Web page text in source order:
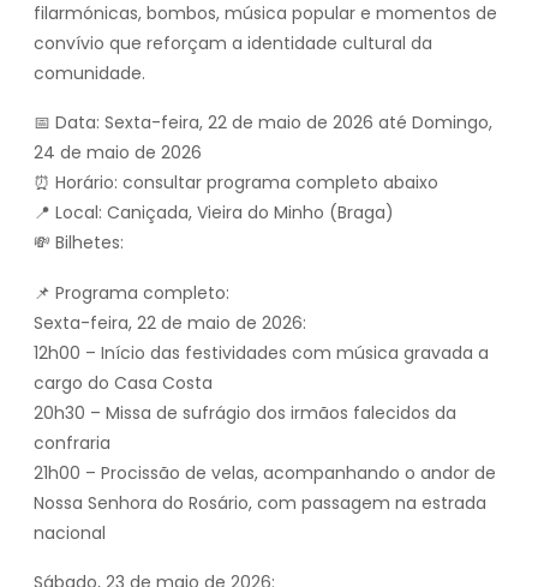
filarmónicas, bombos, música popular e momentos de
convívio que reforçam a identidade cultural da
comunidade.
📅 Data: Sexta-feira, 22 de maio de 2026 até Domingo,
24 de maio de 2026
⏰ Horário: consultar programa completo abaixo
📍 Local: Caniçada, Vieira do Minho (Braga)
💸 Bilhetes:
📌 Programa completo:
Sexta-feira, 22 de maio de 2026:
12h00 – Início das festividades com música gravada a
cargo do Casa Costa
20h30 – Missa de sufrágio dos irmãos falecidos da
confraria
21h00 – Procissão de velas, acompanhando o andor de
Nossa Senhora do Rosário, com passagem na estrada
nacional
Sábado, 23 de maio de 2026: